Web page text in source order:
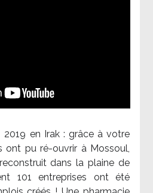
2019 en Irak : grâce à votre
ont pu ré-ouvrir à Mossoul,
dans la plaine de
101 entreprises ont été